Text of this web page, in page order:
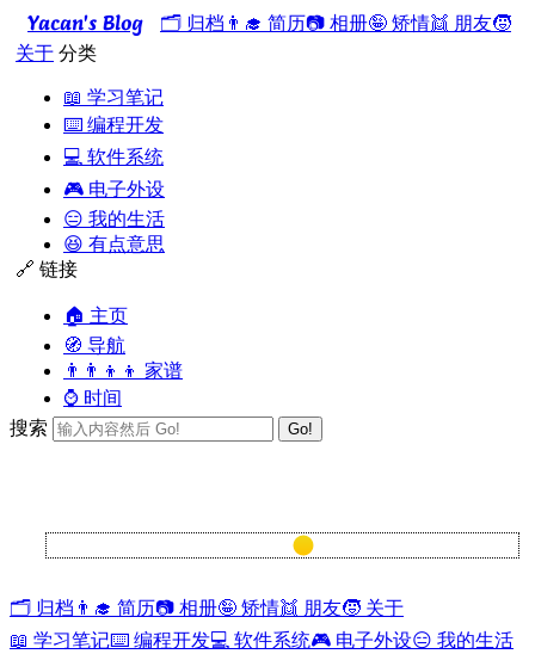
Yacan's Blog 🗂️ 归档 👨‍🎓 简历📷 相册🤪 矫情👯 朋友🧒
关于 分类
📖 学习笔记
⌨️ 编程开发
💻 软件系统
🎮 电子外设
😑 我的生活
😆 有点意思
🔗 链接
🏠 主页
🧭 导航
👨‍👨‍👦‍👦 家谱
⌚ 时间
搜索
Go!
🗂️ 归档 👨‍🎓 简历📷 相册🤪 矫情👯 朋友🧒 关于
📖 学习笔记⌨️ 编程开发💻 软件系统🎮 电子外设😑 我的生活